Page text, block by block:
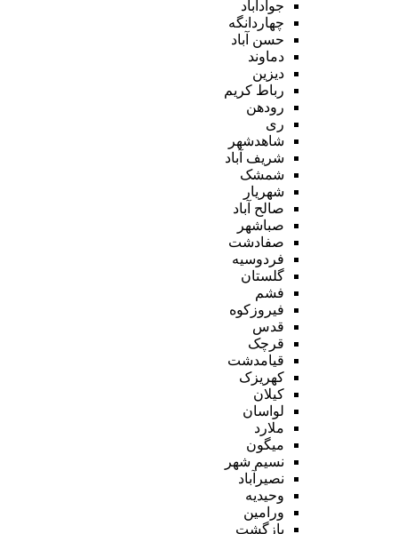
جوادآباد
چهاردانگه
حسن آباد
دماوند
دیزین
رباط کریم
رودهن
ری
شاهدشهر
شریف آباد
شمشک
شهریار
صالح آباد
صباشهر
صفادشت
فردوسیه
گلستان
فشم
فیروزکوه
قدس
قرچک
قیامدشت
کهریزک
کیلان
لواسان
ملارد
میگون
نسیم شهر
نصیرآباد
وحیدیه
ورامین
بازگشت